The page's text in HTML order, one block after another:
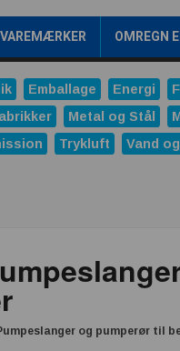
OMREGN
Emballage Energi
Metal og Stål
Trykluft Vand
og pumperør til